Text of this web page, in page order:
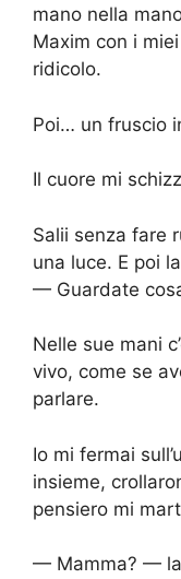
mano nella
Maxim con i
ridicolo.
Poi… un fruscio
Il cuore mi
Salii senza fare
una luce. E poi
— Guardate
Nelle sue mani
vivo, come se
parlare.
Io mi fermai
insieme,
pensiero mi
— Mamma? —